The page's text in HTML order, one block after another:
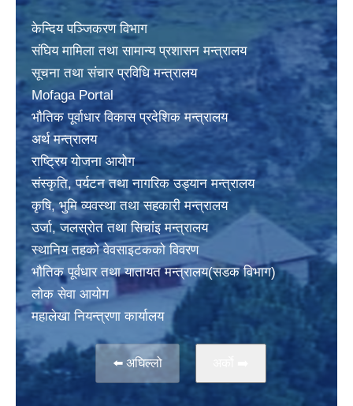
केन्दिय पञ्जिकरण विभाग
संघिय मामिला तथा सामान्य प्रशासन मन्त्रालय
सूचना तथा संचार प्रविधि मन्त्रालय
Mofaga Portal
भाैतिक पूर्वाधार विकास प्रदेशिक मन्त्रालय
अर्थ मन्त्रालय
राष्ट्रिय योजना आयोग
संस्कृति, पर्यटन तथा नागरिक उड्यान मन्त्रालय
कृषि, भुमि व्यवस्था तथा सहकारी मन्त्रालय
उर्जा, जलस्राेत तथा सिचांइ मन्त्रालय
स्थानिय तहकाे वेवसाइटककाे विवरण
भाैतिक पूर्वधार तथा यातायत मन्त्रालय(सडक विभाग)
लाेक सेवा आयोग
महालेखा नियन्त्रणा कार्यालय
⬅️ अघिल्लो